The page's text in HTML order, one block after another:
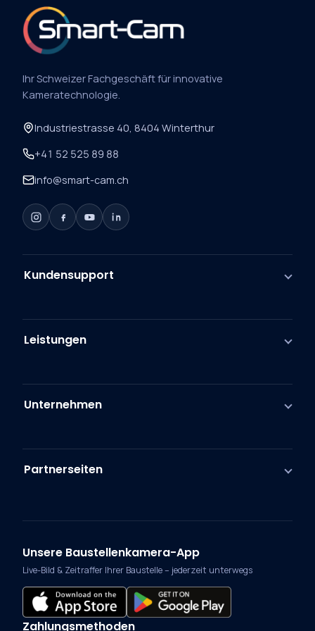
Ihr Schweizer Fachgeschäft für innovative
Kameratechnologie.
Industriestrasse 40, 8404 Winterthur
+41 52 525 89 88
info@smart-cam.ch
Kundensupport
Leistungen
Unternehmen
Partnerseiten
Unsere Baustellenkamera-App
Live-Bild & Zeitraffer Ihrer Baustelle – jederzeit unterwegs
Zahlungsmethoden